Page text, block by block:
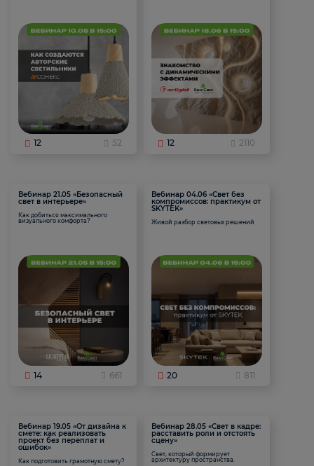
12 52 12 2110
Вебинар 21.05 «Безопасный
свет в интерьере»
Как добиться максимального
визуального комфорта?
14 661
Вебинар 04.06 «Свет без
компромиссов: практикум от
SKYTEK»
Живой разбор световых решений
20 811
Вебинар 19.05 «От дизайна к
смете: как реализовать
проект без переплат и
ошибок»
Как подготовить грамотную смету?
Вебинар 28.05 «Свет в кадре:
расставить роли и отстоять
сцену»
Свет, который формирует
архитектуру пространства.